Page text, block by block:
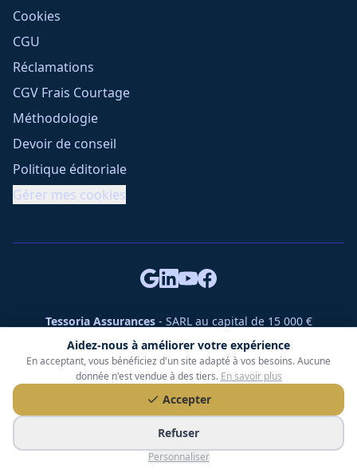
Aidez-nous à améliorer votre expérience
En acceptant, vous bénéficiez d'un site adapté à vos besoins. Aucune
donnée n'est vendue à des tiers. En savoir plus
Accepter
Refuser
Personnaliser
Cookies
CGU
Réclamations
CGV Frais Courtage
Méthodologie
Devoir de conseil
Politique éditoriale
Gérer mes cookies
Tessoria Assurances- SARL au capital de 15 000 €
ORIAS n° 25007309 - RCS 990 206 179 - Membre du réseau
360 Courtage
RC Pro : Klarity - Contrat n° CCOUK000785
49 chemin des Gardettes Sine, 06570 Saint-Paul-de-Vence
© Tessoria Assurances. Tous droits réservés.